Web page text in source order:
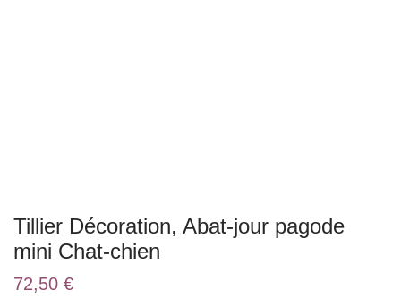
Tillier Décoration, Abat-jour pagode
mini Chat-chien
72,50 €